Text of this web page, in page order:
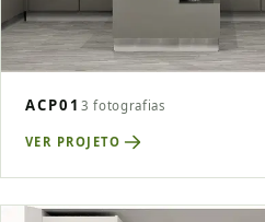
ACP01 3 fotografias
VER PROJETO